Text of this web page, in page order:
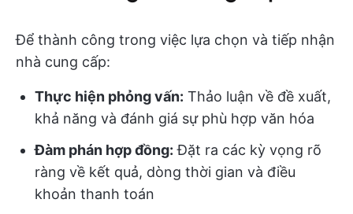
Để thành công trong việc lựa chọn và tiếp nhận
nhà cung cấp:
Thực hiện phỏng vấn: Thảo luận về đề xuất,
khả năng và đánh giá sự phù hợp văn hóa
Đàm phán hợp đồng: Đặt ra các kỳ vọng rõ
ràng về kết quả, dòng thời gian và điều
khoản thanh toán